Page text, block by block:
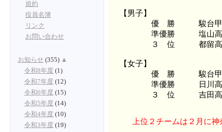
【男子】
優 勝 駿台甲府
準優勝 塩山高
３ 位 都留高
【女子】
優 勝 駿台甲府
準優勝 日川高
３ 位 吉田高
上位２チームは２月に
規約
役員名簿
リンク
お問い合わせ
お知らせ (355) ▲
令和8年度 (1)
令和7年度 (12)
令和6年度 (15)
令和5年度 (14)
令和4年度 (10)
令和3年度 (19)